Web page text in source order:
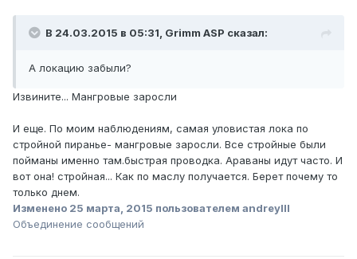
В 24.03.2015 в 05:31, Grimm ASP сказал:
А локацию забыли?
Извините... Мангровые заросли
И еще. По моим наблюдениям, самая уловистая лока по
стройной пиранье- мангровые заросли. Все стройные были
пойманы именно там.быстрая проводка. Араваны идут часто. И
вот она! стройная... Как по маслу получается. Берет почему то
только днем.
Изменено 25 марта, 2015 пользователем andreylll
Объединение сообщений